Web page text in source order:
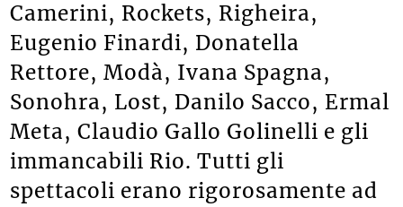
Camerini, Rockets, Righeira,
Eugenio Finardi, Donatella
Rettore, Modà, Ivana Spagna,
Sonohra, Lost, Danilo Sacco, Ermal
Meta, Claudio Gallo Golinelli e gli
immancabili Rio. Tutti gli
spettacoli erano rigorosamente ad